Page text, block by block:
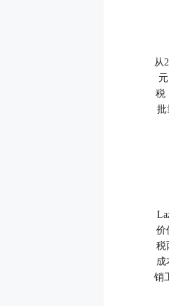
从
税
批
价
税
成
销